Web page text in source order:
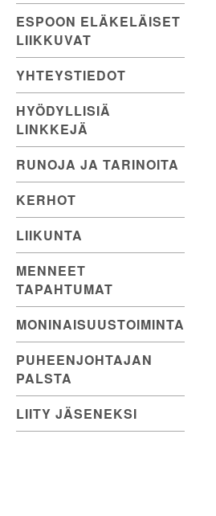
ESPOON ELÄKELÄISET
LIIKKUVAT
YHTEYSTIEDOT
HYÖDYLLISIÄ
LINKKEJÄ
RUNOJA JA TARINOITA
KERHOT
LIIKUNTA
MENNEET
TAPAHTUMAT
MONINAISUUSTOIMINTA
PUHEENJOHTAJAN
PALSTA
LIITY JÄSENEKSI